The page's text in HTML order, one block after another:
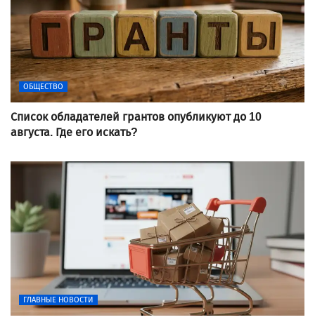
ОБЩЕСТВО
Список обладателей грантов опубликуют до 10
августа. Где его искать?
ГЛАВНЫЕ НОВОСТИ